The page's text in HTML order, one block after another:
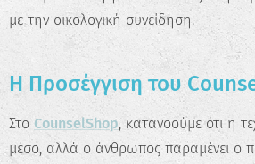
με την οικολογική συνείδηση.
Η Προσέγγιση του
Στο CounselShop, κατανοούμε ότι η
μέσο, αλλά ο άνθρωπος παραμένει ο